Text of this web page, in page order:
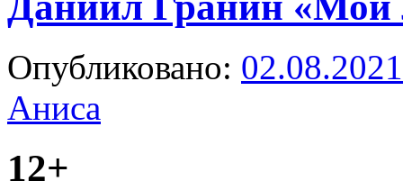
Опубликовано: 02.08.2021
Аниса
12+